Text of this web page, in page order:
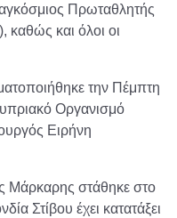
Πρωταθλητής
και όλοι οι
την Πέμπτη
Οργανισμό
Ειρήνη
Μάρκαρης στάθηκε στο
Στίβου έχει κατατάξει